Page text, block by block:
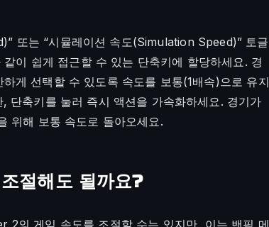
또는 “시뮬레이션 속도(Simulation Speed)” 토글
이 쉽게 접근할 수 있는 단축키에 할당하세요. 경
게 선택할 수 있도록 속도를 보통(1배속)으로 유지
단축키를 눌러 즉시 액션을 가속화하세요. 경기가
위해 보통 속도로 돌아오세요.
절해도 될까요?